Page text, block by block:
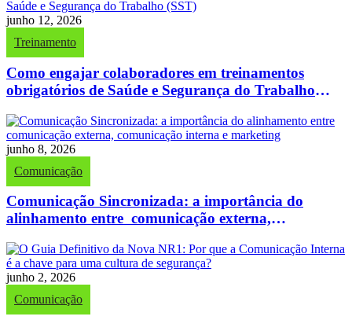
junho 12, 2026
Treinamento
Como engajar colaboradores em treinamentos
obrigatórios de Saúde e Segurança do Trabalho
junho 8, 2026
Comunicação
Comunicação Sincronizada: a importância do
alinhamento entre comunicação externa,
junho 2, 2026
Comunicação